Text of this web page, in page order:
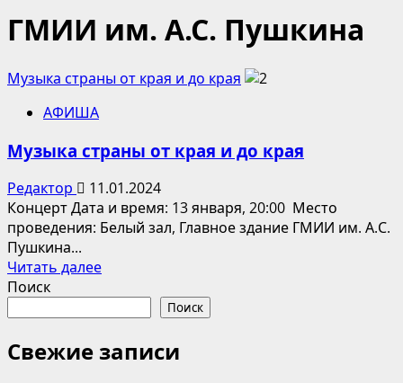
ГМИИ им. А.С. Пушкина
Музыка страны от края и до края
АФИША
Музыка страны от края и до края
Редактор
11.01.2024
Концерт Дата и время: 13 января, 20:00 Место
проведения: Белый зал, Главное здание ГМИИ им. А.С.
Пушкина...
Читать далееПрочитать
страны
от
Поиск
Поиск
Свежие записи